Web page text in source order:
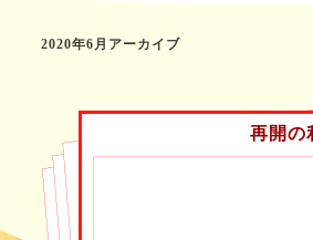
2020年6月アーカイブ
再開の